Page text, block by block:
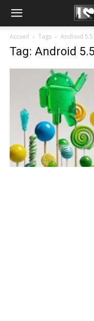
Accueil Tags Android
Tag: Android